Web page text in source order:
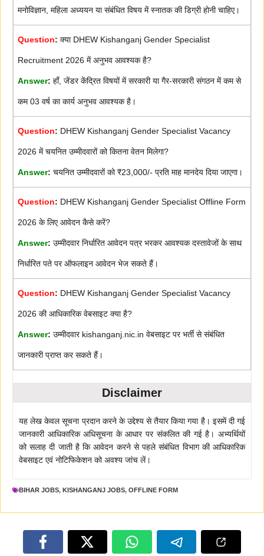
मनोविज्ञान, महिला अध्ययन या संबंधित विषय में स्नातक की डिग्री होनी चाहिए।
Question: क्या DHEW Kishanganj Gender Specialist
Recruitment 2026 में अनुभव आवश्यक है?
Answer: हाँ, जेंडर केंद्रित विषयों में सरकारी या गैर-सरकारी संगठन में कम से
कम 03 वर्ष का कार्य अनुभव आवश्यक है।
Question: DHEW Kishanganj Gender Specialist Vacancy
2026 में चयनित उम्मीदवारों को कितना वेतन मिलेगा?
Answer: चयनित उम्मीदवारों को ₹23,000/- प्रति माह मानदेय दिया जाएगा।
Question: DHEW Kishanganj Gender Specialist Offline Form
2026 के लिए आवेदन कैसे करें?
Answer: उम्मीदवार निर्धारित आवेदन पत्र भरकर आवश्यक दस्तावेजों के साथ
निर्धारित पते पर ऑफलाइन आवेदन भेज सकते हैं।
Question: DHEW Kishanganj Gender Specialist Vacancy
2026 की आधिकारिक वेबसाइट क्या है?
Answer: उम्मीदवार kishanganj.nic.in वेबसाइट पर भर्ती से संबंधित
जानकारी प्राप्त कर सकते हैं।
Disclaimer
यह लेख केवल सूचना प्रदान करने के उद्देश्य से तैयार किया गया है। इसमें दी गई
जानकारी आधिकारिक अधिसूचना के आधार पर संकलित की गई है। अभ्यर्थियों
को सलाह दी जाती है कि आवेदन करने से पहले संबंधित विभाग की आधिकारिक
वेबसाइट एवं नोटिफिकेशन को अवश्य जांच लें।
BIHAR JOBS, KISHANGANJ JOBS, OFFLINE FORM